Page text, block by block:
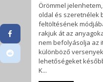
Örömmel
oldal és szeretnélek
feltöltésének
rakjuk át az
nem befolyásolja az
különböző
lehetőségeket
K...